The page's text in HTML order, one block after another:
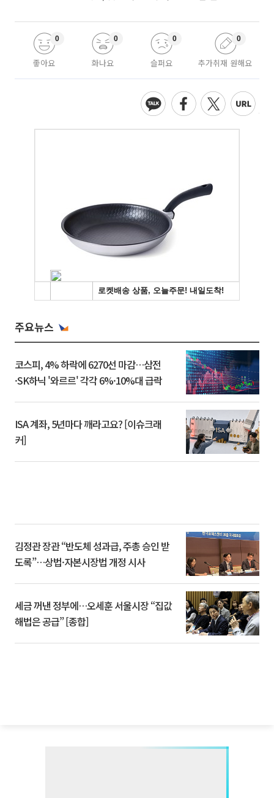
좋아요
0
화나요
0
슬퍼요
0
추가취재 원해요
0
주요뉴스
코스피, 4% 하락에 6270선 마감…삼전
·SK하닉 '와르르' 각각 6%·10%대 급락
ISA 계좌, 5년마다 깨라고요? [이슈크래
커]
김정관 장관 “반도체 성과급, 주총 승인 받
도록”…상법·자본시장법 개정 시사
세금 꺼낸 정부에…오세훈 서울시장 “집값
해법은 공급” [종합]